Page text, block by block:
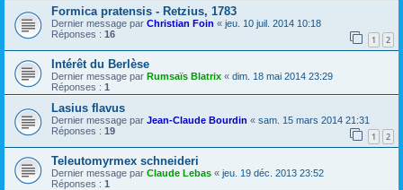
Formica pratensis - Retzius, 1783
Dernier message par Christian Foin « jeu. 10 juil. 2014 10:18
Réponses : 16 1 2
Intérêt du Berlèse
Dernier message par Rumsaïs Blatrix « dim. 18 mai 2014 23:29
Réponses : 1
Lasius flavus
Dernier message par Jean-Claude Bourdin « sam. 15 mars 2014 21:31
Réponses : 19 1 2
Teleutomyrmex schneideri
Dernier message par Claude Lebas « jeu. 19 déc. 2013 23:52
Réponses : 1